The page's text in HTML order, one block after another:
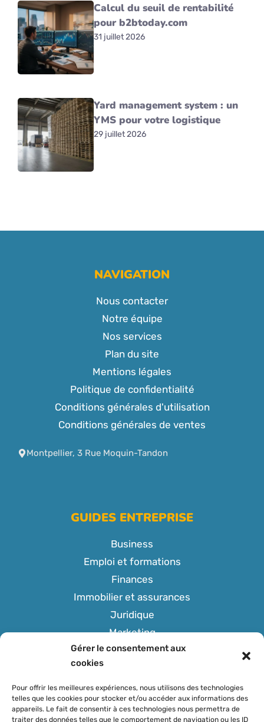
Gérer le consentement aux
cookies
Pour offrir les meilleures expériences, nous utilisons des technologies
telles que les cookies pour stocker et/ou accéder aux informations des
appareils. Le fait de consentir à ces technologies nous permettra de
traiter des données telles que le comportement de navigation ou les ID
Calcul du seuil de rentabilité
pour b2btoday.com
31 juillet 2026
Yard management system : un
YMS pour votre logistique
29 juillet 2026
NAVIGATION
Nous contacter
Notre équipe
Nos services
Plan du site
Mentions légales
Politique de confidentialité
Conditions générales d'utilisation
Conditions générales de ventes
Montpellier, 3 Rue Moquin-Tandon
GUIDES ENTREPRISE
Business
Emploi et formations
Finances
Immobilier et assurances
Juridique
Marketing
Tech
SUIVEZ-NOUS